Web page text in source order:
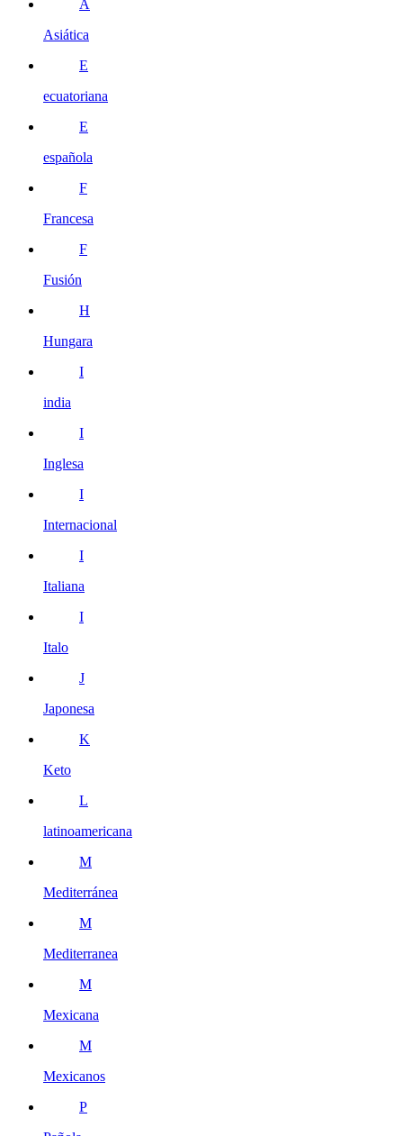
A
Asiática
E
ecuatoriana
E
española
F
Francesa
F
Fusión
H
Hungara
I
india
I
Inglesa
I
Internacional
I
Italiana
I
Italo
J
Japonesa
K
Keto
L
latinoamericana
M
Mediterránea
M
Mediterranea
M
Mexicana
M
Mexicanos
P